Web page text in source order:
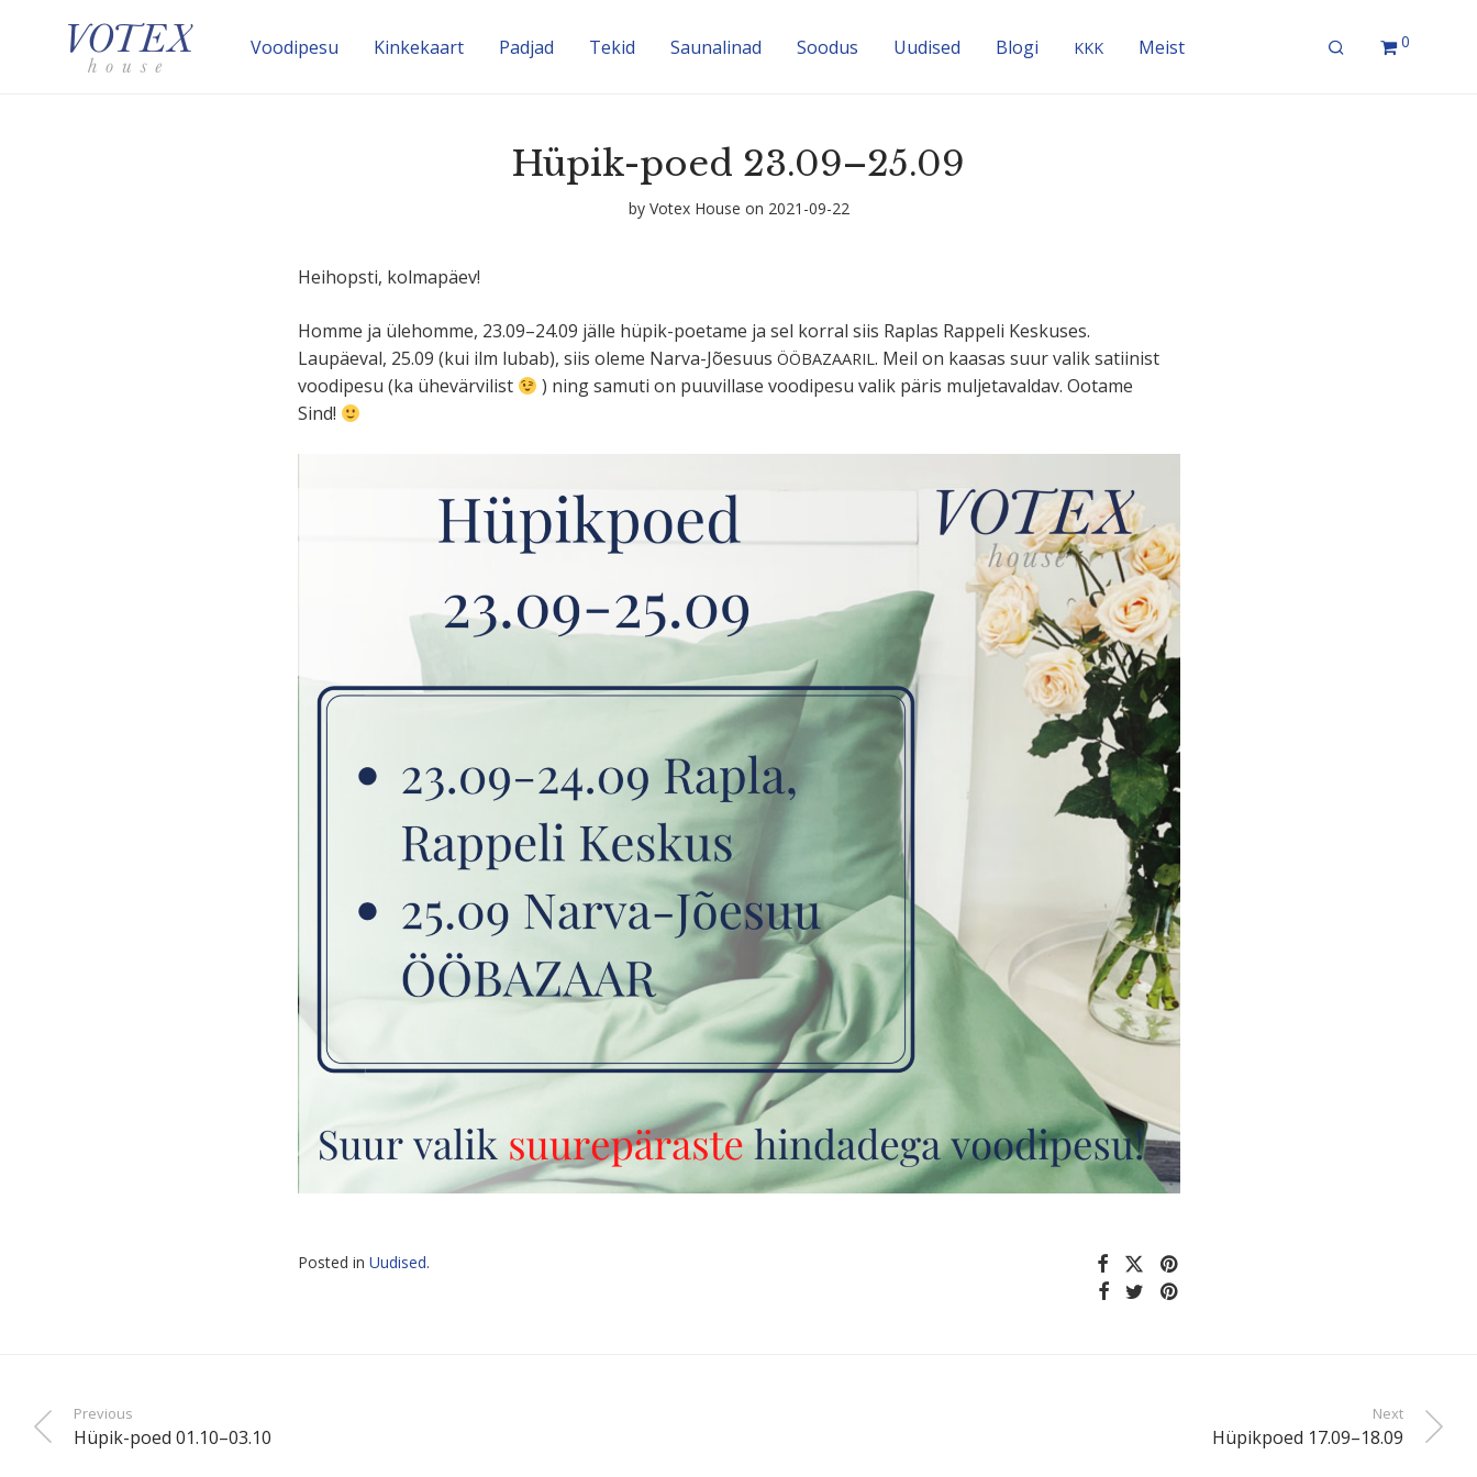
Voodipesu Kinke­kaart Padjad Tekid Sauna­linad Soodus Uudised Blogi KKK Meist 0
Hüpik-poed 23.09–25.09
by Votex House on 2021-09-22
Heihopsti, kolmapäev!
Homme ja ülehomme, 23.09–24.09 jälle hüpik-poetame ja sel korral siis Raplas Rappeli Keskuses.
Laupäeval, 25.09 (kui ilm lubab), siis oleme Narva-Jõesuus ÖÖBAZAARIL. Meil on kaasas suur valik satiinist
voodipesu (ka ühevär­vilist
) ning samuti on puuvillase voodipesu valik päris mulje­ta­valdav. Ootame
Sind!
Posted in Uudised.
Previous
Hüpik-poed 01.10–03.10
Next
Hüpikpoed 17.09–18.09